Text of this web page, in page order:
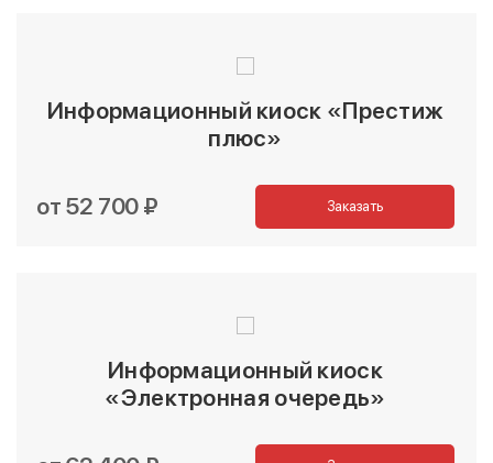
Информационный киоск «Престиж
плюс»
от 52 700 ₽ Заказать
Информационный киоск
«Электронная очередь»